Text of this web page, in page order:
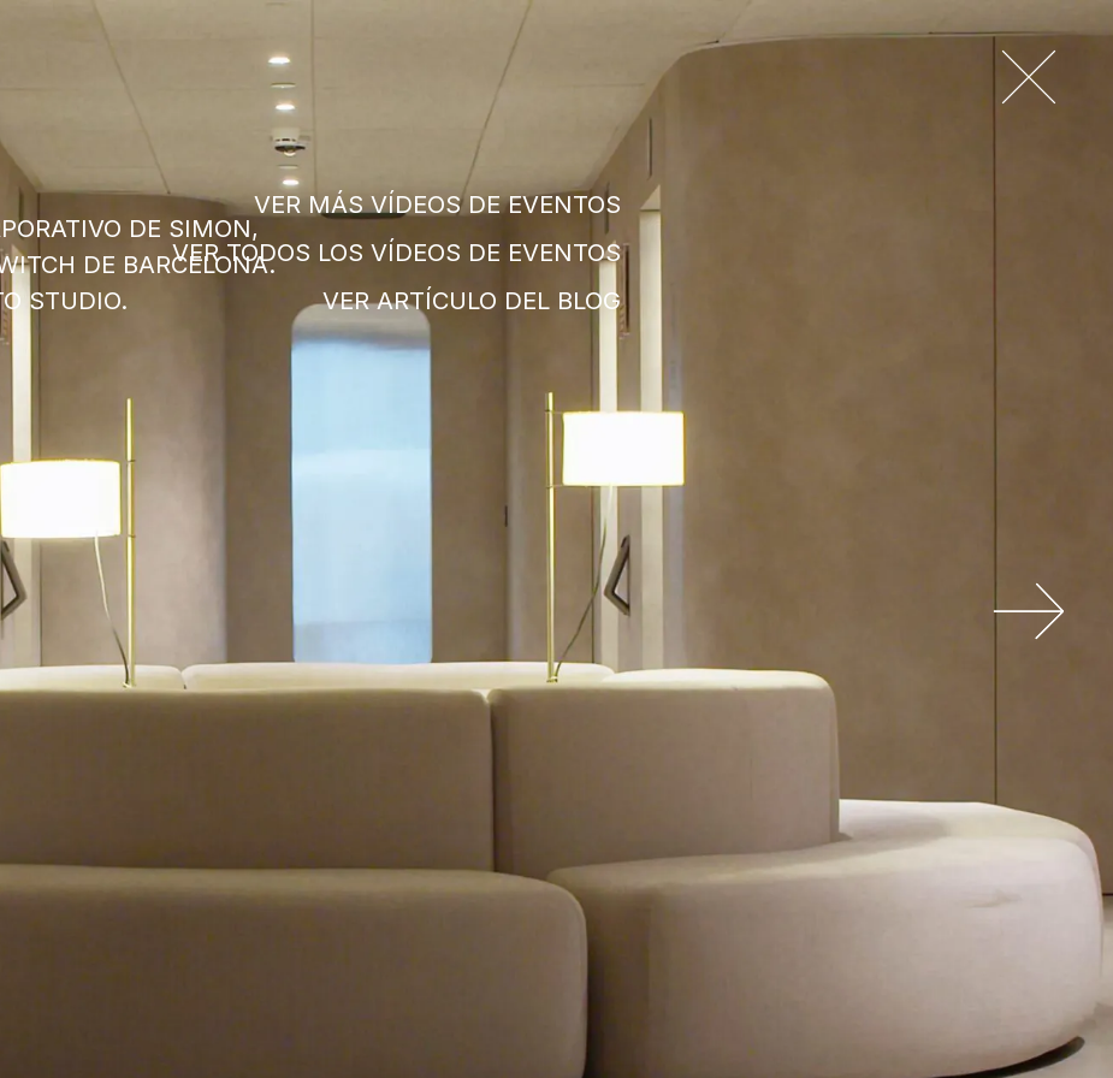
DE SIMON,
DE BARCELONA.
STUDIO.
VER MÁS VÍDEOS DE EVENTOS
VER TODOS LOS VÍDEOS DE EVENTOS
VER ARTÍCULO DEL BLOG